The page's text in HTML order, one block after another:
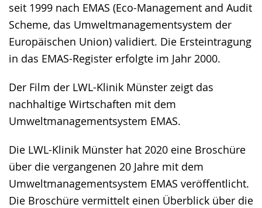
seit 1999 nach EMAS (Eco-Management and Audit
Scheme, das Umweltmanagementsystem der
Europäischen Union) validiert. Die Ersteintragung
in das EMAS-Register erfolgte im Jahr 2000.
Der Film der LWL-Klinik Münster zeigt das
nachhaltige Wirtschaften mit dem
Umweltmanagementsystem EMAS.
Die LWL-Klinik Münster hat 2020 eine Broschüre
über die vergangenen 20 Jahre mit dem
Umweltmanagementsystem EMAS veröffentlicht.
Die Broschüre vermittelt einen Überblick über die